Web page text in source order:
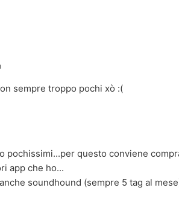
sempre troppo pochi xò :(
pochissimi...per questo conviene
app che ho...
soundhound (sempre 5 tag al